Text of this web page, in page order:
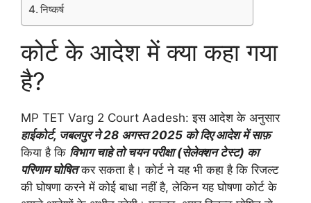
निष्कर्ष
कोर्ट के आदेश में क्या कहा गया
है?
MP TET Varg 2 Court Aadesh: इस आदेश के अनुसार
हाईकोर्ट, जबलपुर ने 28 अगस्त 2025 को दिए आदेश में साफ़
किया है कि विभाग चाहे तो चयन परीक्षा (सेलेक्शन टेस्ट) का
परिणाम घोषितकर सकता है। कोर्ट ने यह भी कहा है कि रिजल्ट
की घोषणा करने में कोई बाधा नहीं है, लेकिन यह घोषणा कोर्ट के